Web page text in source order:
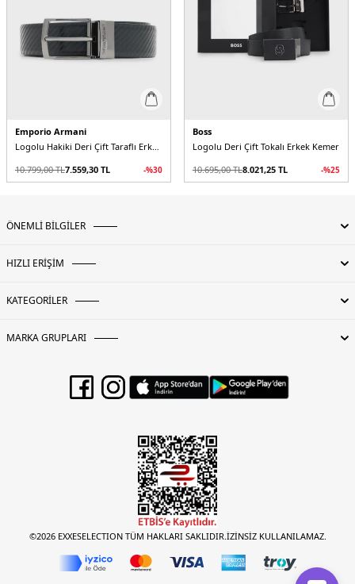
Emporio Armani
Logolu Hakiki Deri Çift Taraflı Erkek Kemer
10.799,00TL7.559,30 TL -%30
Boss
Logolu Deri Çift Tokalı Erkek Kemer
10.695,00TL8.021,25 TL -%25
ÖNEMLİ BİLGİLER
HIZLI ERİŞİM
KATEGORİLER
MARKA GRUPLARI
©2026 EXXESELECTION TÜM HAKLARI SAKLIDIR.İZİNSİZ KULLANILAMAZ.